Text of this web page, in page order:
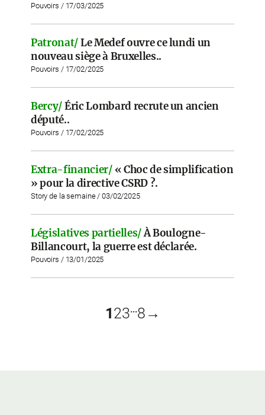
Pouvoirs / 17/03/2025
Patronat/Le Medef ouvre ce lundi un
nouveau siège à Bruxelles..
Pouvoirs / 17/02/2025
Bercy/Éric Lombard recrute un ancien
député..
Pouvoirs / 17/02/2025
Extra-financier/ « Choc de simplification
» pour la directive CSRD ?.
Story de la semaine / 03/02/2025
Législatives partielles/À Boulogne-
Billancourt, la guerre est déclarée.
Pouvoirs / 13/01/2025
123...8 →